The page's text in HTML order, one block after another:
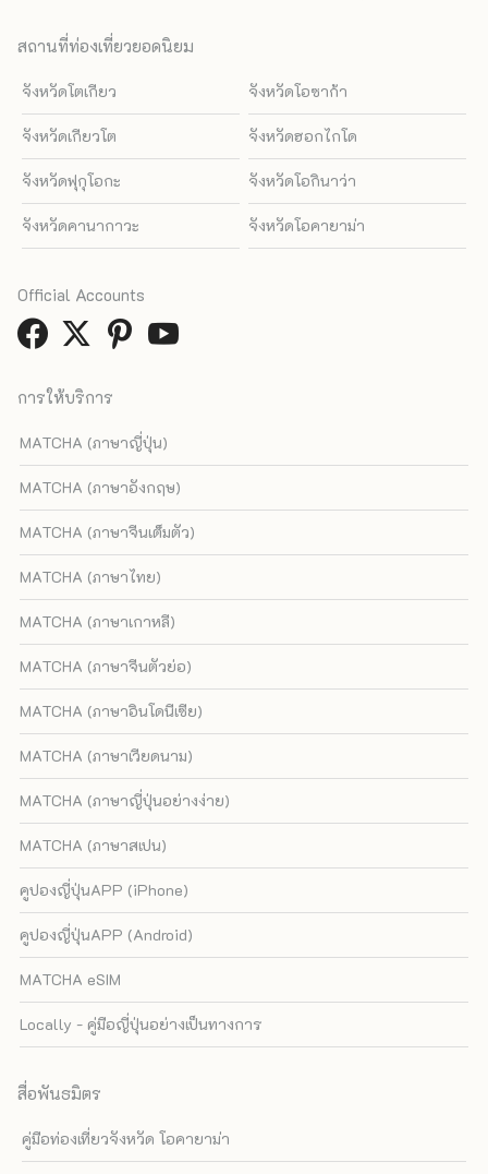
สถานที่ท่องเที่ยวยอดนิยม
จังหวัดโตเกียว จังหวัดโอซาก้า
จังหวัดเกียวโต จังหวัดฮอกไกโด
จังหวัดฟุกุโอกะ จังหวัดโอกินาว่า
จังหวัดคานากาวะ จังหวัดโอคายาม่า
การให้บริการ
MATCHA (ภาษาญี่ปุ่น)
MATCHA (ภาษาอังกฤษ)
MATCHA (ภาษาจีนเต็มตัว)
MATCHA (ภาษาไทย)
MATCHA (ภาษาเกาหลี)
MATCHA (ภาษาจีนตัวย่อ)
MATCHA (ภาษาอินโดนีเซีย)
MATCHA (ภาษาเวียดนาม)
MATCHA (ภาษาญี่ปุ่นอย่างง่าย)
MATCHA (ภาษาสเปน)
คูปองญี่ปุ่นAPP (iPhone)
คูปองญี่ปุ่นAPP (Android)
MATCHA eSIM
Locally - คู่มือญี่ปุ่นอย่างเป็นทางการ
สื่อพันธมิตร
คู่มือท่องเที่ยวจังหวัด โอคายาม่า
Official Accounts